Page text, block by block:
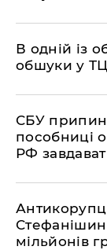
В одній із
обшуки у
СБУ
пособниці
РФ
мільйонів